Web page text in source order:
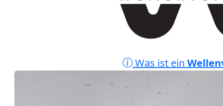
Was ist ein